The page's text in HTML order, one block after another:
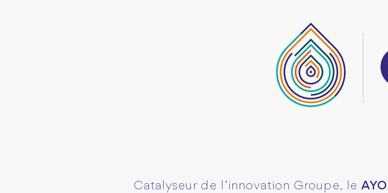
Catalyseur de l’innovation Groupe, le